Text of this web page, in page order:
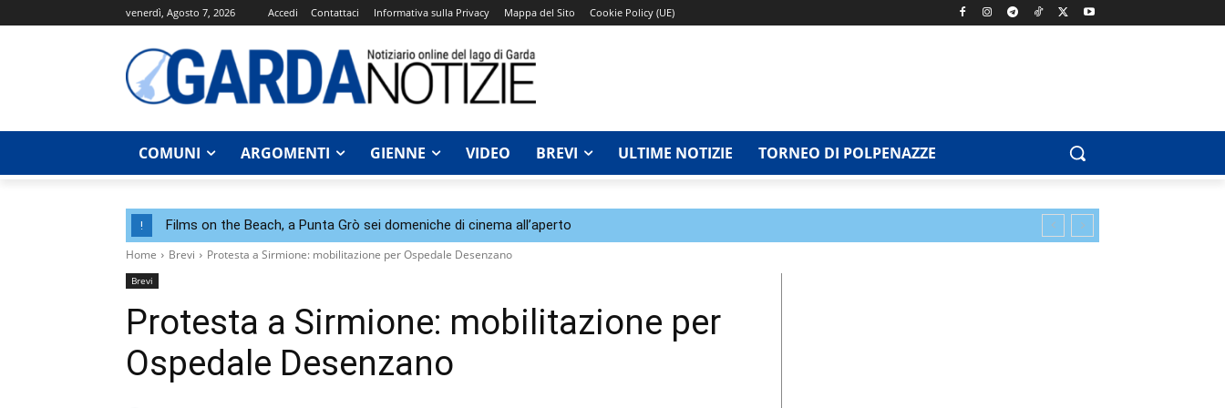
venerdì, Agosto 7, 2026 Accedi Contattaci Informativa sulla Privacy Mappa del Sito Cookie Policy (UE)
COMUNI ARGOMENTI GIENNE VIDEO BREVI ULTIME NOTIZIE TORNEO DI POLPENAZZE
! Films on the Beach, a Punta Grò sei domeniche di cinema all’aperto
Home Brevi Protesta a Sirmione: mobilitazione per Ospedale Desenzano
Brevi
Protesta a Sirmione: mobilitazione per
Ospedale Desenzano